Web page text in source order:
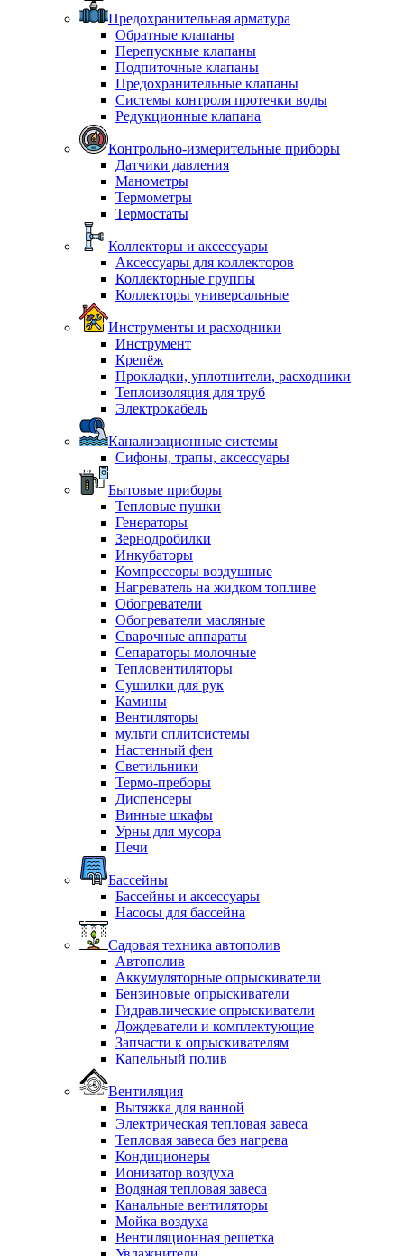
Предохранительная арматура
Обратные клапаны
Перепускные клапаны
Подпиточные клапаны
Предохранительные клапаны
Системы контроля протечки воды
Редукционные клапана
Контрольно-измерительные приборы
Датчики давления
Манометры
Термометры
Термостаты
Коллекторы и аксессуары
Аксессуары для коллекторов
Коллекторные группы
Коллекторы универсальные
Инструменты и расходники
Инструмент
Крепёж
Прокладки, уплотнители, расходники
Теплоизоляция для труб
Электрокабель
Канализационные системы
Сифоны, трапы, аксессуары
Бытовые приборы
Тепловые пушки
Генераторы
Зернодробилки
Инкубаторы
Компрессоры воздушные
Нагреватель на жидком топливе
Обогреватели
Обогреватели масляные
Сварочные аппараты
Сепараторы молочные
Тепловентиляторы
Сушилки для рук
Камины
Вентиляторы
мульти сплитсистемы
Настенный фен
Светильники
Термо-преборы
Диспенсеры
Винные шкафы
Урны для мусора
Печи
Бассейны
Бассейны и аксессуары
Насосы для бассейна
Садовая техника автополив
Автополив
Аккумуляторные опрыскиватели
Бензиновые опрыскиватели
Гидравлические опрыскиватели
Дождеватели и комплектующие
Запчасти к опрыскивателям
Капельный полив
Вентиляция
Вытяжка для ванной
Электрическая тепловая завеса
Тепловая завеса без нагрева
Кондиционеры
Ионизатор воздуха
Водяная тепловая завеса
Канальные вентиляторы
Мойка воздуха
Вентиляционная решетка